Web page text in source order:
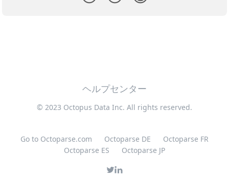
ヘルプセンター
© 2023 Octopus Data Inc. All rights reserved.
Go to Octoparse.com Octoparse DE
Octoparse FR
Octoparse ES
Octoparse JP